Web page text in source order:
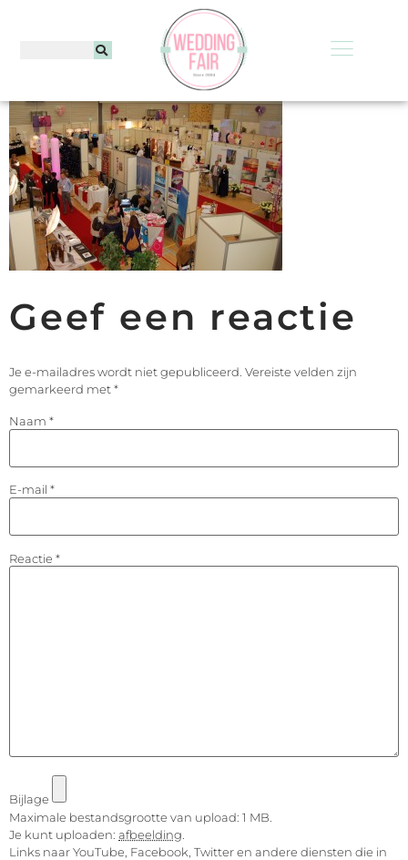
Geef een reactie
Je e-mailadres wordt niet gepubliceerd. Vereiste velden zijn
gemarkeerd met*
Naam *
E-mail *
Reactie *
Bijlage
Maximale bestandsgrootte van upload: 1 MB.
Je kunt uploaden: afbeelding
Links naar YouTube, Facebook, Twitter en andere diensten die in